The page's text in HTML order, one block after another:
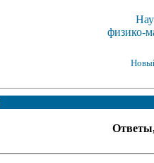
физико-